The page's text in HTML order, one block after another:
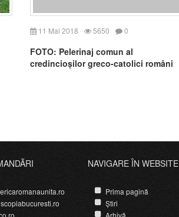
11 Mai 2018 5650 0
FOTO: Pelerinaj comun al
credincioșilor greco-catolici români
NAVIGARE ÎN WEBSITE
Prima pagină
Știri
Arhivă